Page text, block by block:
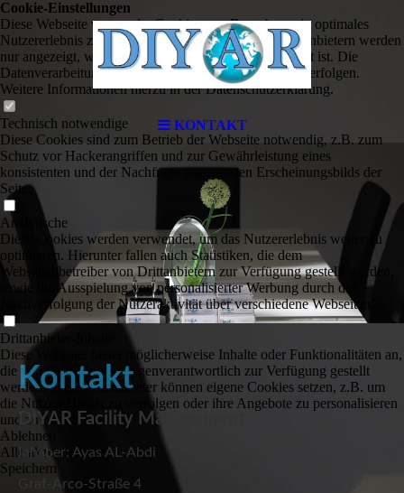
KONTAKT
Kontakt
DIYAR Facility Management
Inhaber: Ayas AL-Abdi
Graf-Arco-Straße 4
Cookie-Einstellungen
Diese Webseite verwendet Cookies, um Besuchern ein optimales
Nutzererlebnis zu bieten. Bestimmte Inhalte von Drittanbietern werden
nur angezeigt, wenn die entsprechende Option aktiviert ist. Die
Datenverarbeitung kann dann auch in einem Drittland erfolgen.
Weitere Informationen hierzu in der Datenschutzerklärung.
Technisch notwendige
Diese Cookies sind zum Betrieb der Webseite notwendig, z.B. zum
Schutz vor Hackerangriffen und zur Gewährleistung eines
konsistenten und der Nachfrage angepassten Erscheinungsbilds der
Seite.
Analytische
Diese Cookies werden verwendet, um das Nutzererlebnis weiter zu
optimieren. Hierunter fallen auch Statistiken, die dem
Webseitenbetreiber von Drittanbietern zur Verfügung gestellt werden,
sowie die Ausspielung von personalisierter Werbung durch die
Nachverfolgung der Nutzeraktivität über verschiedene Webseiten.
Drittanbieter-Inhalte
Diese Webseite bietet möglicherweise Inhalte oder Funktionalitäten an,
die von Drittanbietern eigenverantwortlich zur Verfügung gestellt
werden. Diese Drittanbieter können eigene Cookies setzen, z.B. um
die Nutzeraktivität zu verfolgen oder ihre Angebote zu personalisieren
und zu optimieren.
Ablehnen
Alle akzeptieren
Speichern